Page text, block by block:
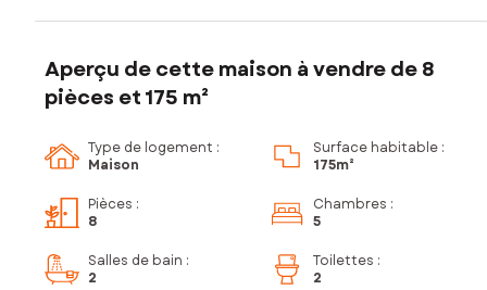
Aperçu de cette maison à vendre de 8
pièces et 175 m²
Type de logement :
Maison
Surface habitable :
175m²
Pièces :
8
Chambres :
5
Salles de bain :
2
Toilettes :
2